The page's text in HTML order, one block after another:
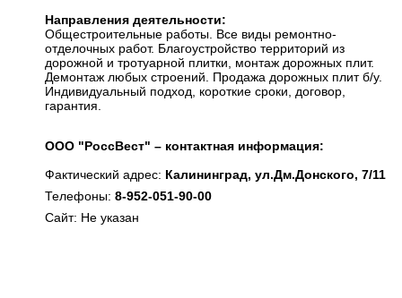
Направления деятельности:
Общестроительные работы. Все виды ремонтно-
отделочных работ. Благоустройство территорий из
дорожной и тротуарной плитки, монтаж дорожных плит.
Демонтаж любых строений. Продажа дорожных плит б/у.
Индивидуальный подход, короткие сроки, договор,
гарантия.
ООО "РоссВест" – контактная информация:
Фактический адрес: Калининград, ул.Дм.Донского, 7/11
Телефоны: 8-952-051-90-00
Сайт: Не указан